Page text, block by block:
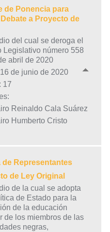
de Ponencia para
a Proyecto de
del cual se deroga el
Legislativo número 558
abril de 2020
de junio de 2020
17
Reinaldo Cala Suárez
Humberto Cristo
de Representantes
de Ley Original
de la cual se adopta
de Estado para la
de la educación
de los miembros de las
negras,